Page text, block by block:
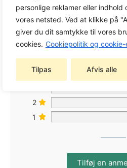
personlige reklamer eller
vores netsted. Ved at klikke på
giver du dit samtykke til vores
cookies. Cookiepolitik og
Tilpas Afvis alle
Baseret på 0
5
4
2
1
Tilføj en